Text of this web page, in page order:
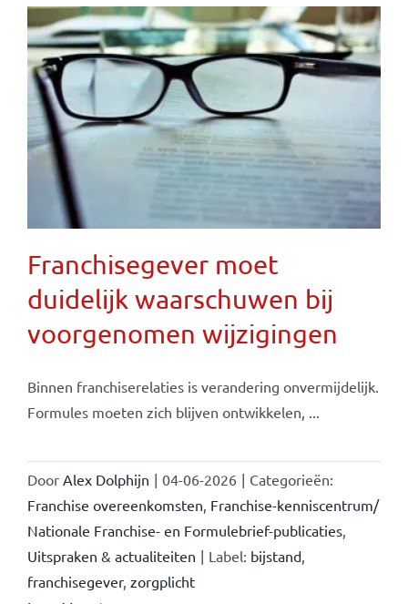
Franchisegever moet
duidelijk waarschuwen bij
voorgenomen wijzigingen
Binnen franchiserelaties is verandering onvermijdelijk.
Formules moeten zich blijven ontwikkelen, ...
Door Alex Dolphijn | 04-06-2026 | Categorieën:
Franchise overeenkomsten, Franchise-kenniscentrum/
Nationale Franchise- en Formulebrief-publicaties,
Uitspraken & actualiteiten | Label: bijstand,
franchisegever, zorgplicht